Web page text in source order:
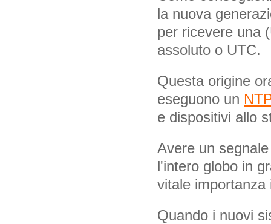
la nuova
per ricevere una
assoluto o UTC.
Questa origine
eseguono un
e dispositivi allo
Avere un
l'intero globo in
vitale importanza
Quando i nuovi